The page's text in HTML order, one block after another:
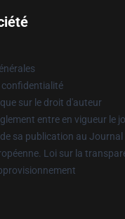
confidentialité
sur le droit d'auteur
entre en vigueur le
sa publication au Journal
Loi sur la